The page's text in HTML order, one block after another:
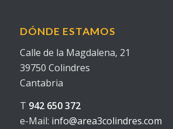
DÓNDE ESTAMOS
Calle de la Magdalena, 21
39750 Colindres
Cantabria
T 942 650 372
e-Mail: info@area3colindres.com